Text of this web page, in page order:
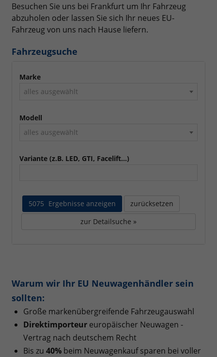
Besuchen Sie uns bei Frankfurt um Ihr Fahrzeug
abzuholen oder lassen Sie sich Ihr neues EU-
Fahrzeug von uns nach Hause liefern.
Fahrzeugsuche
Marke
alles ausgewählt
Modell
alles ausgewählt
Variante (z.B. LED, GTI, Facelift...)
5075 Ergebnisse anzeigen
zurücksetzen
zur Detailsuche »
Warum wir Ihr EU Neuwagenhändler sein
sollten:
Große markenübergreifende Fahrzeugauswahl
Direktimporteur europäischer Neuwagen -
Vertrag nach deutschem Recht
Bis zu 40% beim Neuwagenkauf sparen bei voller